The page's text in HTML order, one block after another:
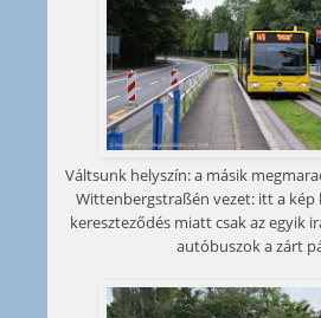
Váltsunk helyszín: a másik
Wittenbergstraßén vezet: itt a kép
kereszteződés miatt csak az egyik
autóbuszok a zárt